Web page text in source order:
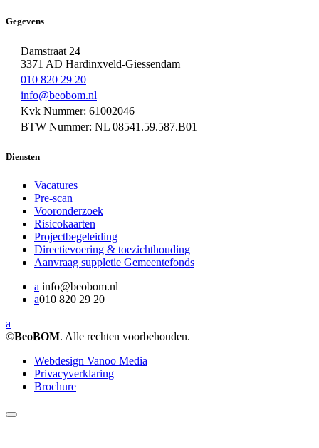
Gegevens
Damstraat 24
3371 AD Hardinxveld-Giessendam
010 820 29 20
info@beobom.nl
Kvk Nummer: 61002046
BTW Nummer: NL 08541.59.587.B01
Diensten
Vacatures
Pre-scan
Vooronderzoek
Risicokaarten
Projectbegeleiding
Directievoering & toezichthouding
Aanvraag suppletie Gemeentefonds
a info@beobom.nl
a010 820 29 20
a
©BeoBOM. Alle rechten voorbehouden.
Webdesign Vanoo Media
Privacyverklaring
Brochure